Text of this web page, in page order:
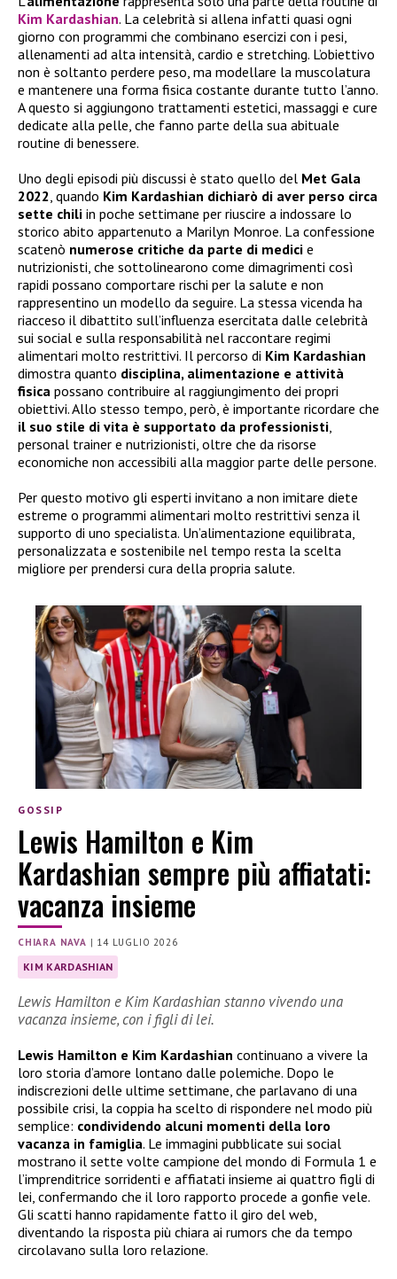
Kim Kardashian. La celebrità si allena infatti quasi ogni
giorno con programmi che combinano esercizi con i pesi,
allenamenti ad alta intensità, cardio e stretching. L’obiettivo
non è soltanto perdere peso, ma modellare la muscolatura
e mantenere una forma fisica costante durante tutto l’anno.
A questo si aggiungono trattamenti estetici, massaggi e cure
dedicate alla pelle, che fanno parte della sua abituale
routine di benessere.
Uno degli episodi più discussi è stato quello del Met Gala
2022, quando Kim Kardashian dichiarò di aver perso circa
sette chili in poche settimane per riuscire a indossare lo
storico abito appartenuto a Marilyn Monroe. La confessione
scatenò numerose critiche da parte di medici e
nutrizionisti, che sottolinearono come dimagrimenti così
rapidi possano comportare rischi per la salute e non
rappresentino un modello da seguire. La stessa vicenda ha
riacceso il dibattito sull’influenza esercitata dalle celebrità
sui social e sulla responsabilità nel raccontare regimi
alimentari molto restrittivi. Il percorso di Kim Kardashian
dimostra quanto disciplina, alimentazione e attività
fisica possano contribuire al raggiungimento dei propri
obiettivi. Allo stesso tempo, però, è importante ricordare che
il suo stile di vita è supportato da professionisti,
personal trainer e nutrizionisti, oltre che da risorse
economiche non accessibili alla maggior parte delle persone.
Per questo motivo gli esperti invitano a non imitare diete
estreme o programmi alimentari molto restrittivi senza il
supporto di uno specialista. Un’alimentazione equilibrata,
personalizzata e sostenibile nel tempo resta la scelta
migliore per prendersi cura della propria salute.
GOSSIP
Lewis Hamilton e Kim
Kardashian sempre più affiatati:
vacanza insieme
CHIARA NAVA | 14 LUGLIO 2026
KIM KARDASHIAN
Lewis Hamilton e Kim Kardashian stanno vivendo una
vacanza insieme, con i figli di lei.
Lewis Hamilton e Kim Kardashian continuano a vivere la
loro storia d’amore lontano dalle polemiche. Dopo le
indiscrezioni delle ultime settimane, che parlavano di una
possibile crisi, la coppia ha scelto di rispondere nel modo più
semplice: condividendo alcuni momenti della loro
vacanza in famiglia. Le immagini pubblicate sui social
mostrano il sette volte campione del mondo di Formula 1 e
l’imprenditrice sorridenti e affiatati insieme ai quattro figli di
lei, confermando che il loro rapporto procede a gonfie vele.
Gli scatti hanno rapidamente fatto il giro del web,
diventando la risposta più chiara ai rumors che da tempo
circolavano sulla loro relazione.